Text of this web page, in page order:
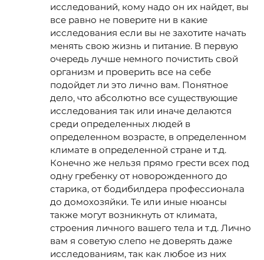
исследований, кому надо он их найдет, вы
все равно не поверите ни в какие
исследования если вы не захотите начать
менять свою жизнь и питание. В первую
очередь лучше немного почистить свой
организм и проверить все на себе
подойдет ли это лично вам. Понятное
дело, что абсолютно все существующие
исследования так или иначе делаются
среди определенных людей в
определенном возрасте, в определенном
климате в определенной стране и т.д.
Конечно же нельзя прямо грести всех под
одну гребенку от новорожденного до
старика, от бодибилдера профессионала
до домохозяйки. Те или иные нюансы
также могут возникнуть от климата,
строения личного вашего тела и т.д. Лично
вам я советую слепо не доверять даже
исследованиям, так как любое из них